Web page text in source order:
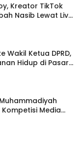
Kreator TikTok
Nasib Lewat Live
Wakil Ketua DPRD,
Hidup di Pasar
Media
Internasional